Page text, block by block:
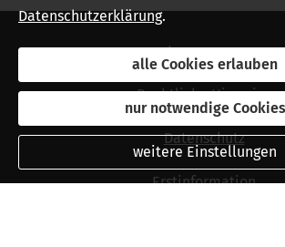
Impressum
Rechtliche Hinweise
Datenschutz
Erstinformation
Datenschutzerklärung.
alle Cookies erlauben
nur notwendige Cookies
weitere Einstellungen